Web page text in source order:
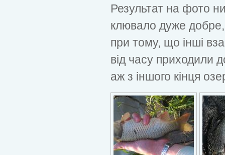
Результат на фото
клювало дуже добре,
при тому, що інші
від часу приходили
аж з іншого кінця